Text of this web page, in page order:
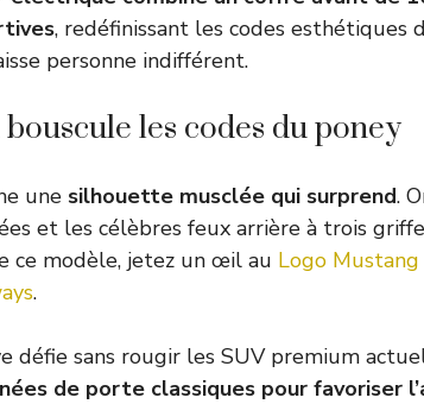
, redéfinissant les codes esthétiques
personne indifférent.
les codes du poney
une silhouette musclée qui surprend.
et les célèbres feux arrière à trois
ce modèle, jetez un œil au Logo
.
défie sans rougir les SUV premium
de porte classiques pour favoriser